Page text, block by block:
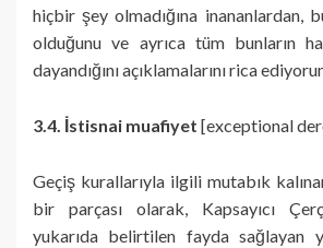
hiçbir şey olmadığına inananlardan,
olduğunu ve ayrıca tüm bunların
dayandığını açıklamalarını rica
3.4. İstisnai muafiyet [exceptional
Geçiş kurallarıyla ilgili mutabık
bir parçası olarak, Kapsayıcı
yukarıda belirtilen fayda sağlayan